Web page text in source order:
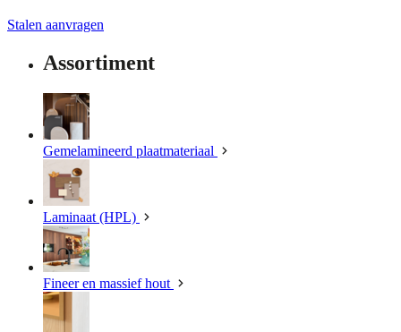
Stalen aanvragen
Assortiment
Gemelamineerd plaatmateriaal
Laminaat (HPL)
Fineer en massief hout